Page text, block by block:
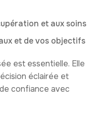
et aux soins
et de vos objectifs
est essentielle. Elle
éclairée et
confiance avec